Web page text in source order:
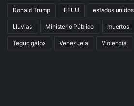
Donald Trump EEUU estados unidos
Lluvias Ministerio Público muertos
Tegucigalpa Venezuela Violencia